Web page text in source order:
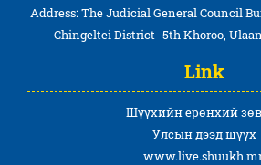
Address: The Judicial General Council
Chingeltei District -5th Khoroo,
Link
Шүүхийн ерөнхий
Улсын дээд шүүх